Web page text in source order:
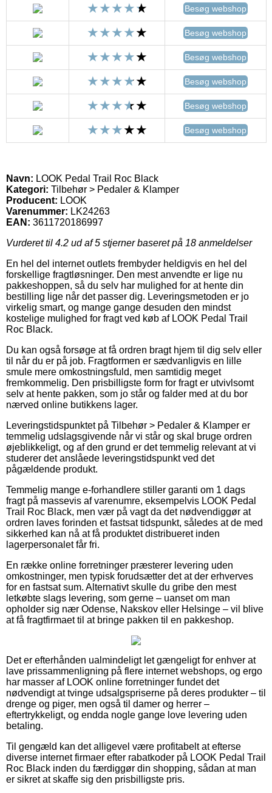
Besøg webshop
Besøg webshop
Besøg webshop
Besøg webshop
Besøg webshop
Besøg webshop
Navn: LOOK Pedal Trail Roc Black
Kategori: Tilbehør > Pedaler & Klamper
Producent: LOOK
Varenummer: LK24263
EAN: 3611720186997
Vurderet til 4.2 ud af 5 stjerner baseret på 18 anmeldelser
En hel del internet outlets frembyder heldigvis en hel del
forskellige fragtløsninger. Den mest anvendte er lige nu
pakkeshoppen, så du selv har mulighed for at hente din
bestilling lige når det passer dig. Leveringsmetoden er jo
virkelig smart, og mange gange desuden den mindst
kostelige mulighed for fragt ved køb af LOOK Pedal Trail
Roc Black.
Du kan også forsøge at få ordren bragt hjem til dig selv eller
til når du er på job. Fragtformen er sædvanligvis en lille
smule mere omkostningsfuld, men samtidig meget
fremkommelig. Den prisbilligste form for fragt er utvivlsomt
selv at hente pakken, som jo står og falder med at du bor
nærved online butikkens lager.
Leveringstidspunktet på Tilbehør > Pedaler & Klamper er
temmelig udslagsgivende når vi står og skal bruge ordren
øjeblikkeligt, og af den grund er det temmelig relevant at vi
studerer det anslåede leveringstidspunkt ved det
pågældende produkt.
Temmelig mange e-forhandlere stiller garanti om 1 dags
fragt på massevis af varenumre, eksempelvis LOOK Pedal
Trail Roc Black, men vær på vagt da det nødvendiggør at
ordren laves forinden et fastsat tidspunkt, således at de med
sikkerhed kan nå at få produktet distribueret inden
lagerpersonalet får fri.
En række online forretninger præsterer levering uden
omkostninger, men typisk forudsætter det at der erhverves
for en fastsat sum. Alternativt skulle du gribe den mest
letkøbte slags levering, som gerne – uanset om man
opholder sig nær Odense, Nakskov eller Helsinge – vil blive
at få fragtfirmaet til at bringe pakken til en pakkeshop.
Det er efterhånden ualmindeligt let gængeligt for enhver at
lave prissammenligning på flere internet webshops, og ergo
har masser af LOOK online forretninger fundet det
nødvendigt at tvinge udsalgspriserne på deres produkter – til
drenge og piger, men også til damer og herrer –
eftertrykkeligt, og endda nogle gange love levering uden
betaling.
Til gengæld kan det alligevel være profitabelt at efterse
diverse internet firmaer efter rabatkoder på LOOK Pedal Trail
Roc Black inden du færdiggør din shopping, sådan at man
er sikret at skaffe sig den prisbilligste pris.